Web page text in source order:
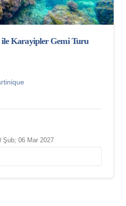
Karayipler Gemi Turu
Şub; 06 Mar 2027